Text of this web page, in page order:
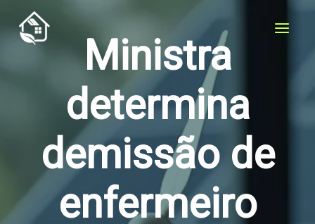
content
Ministra
determina
demissão de
enfermeiro